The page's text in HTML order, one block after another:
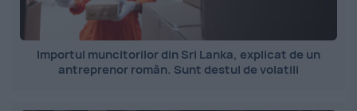
Importul muncitorilor din Sri Lanka, explicat de un
antreprenor român. Sunt destul de volatili